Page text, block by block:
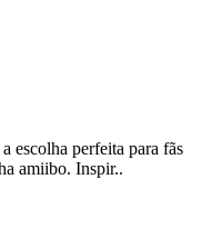
escolha perfeita para fãs
amiibo. Inspir..